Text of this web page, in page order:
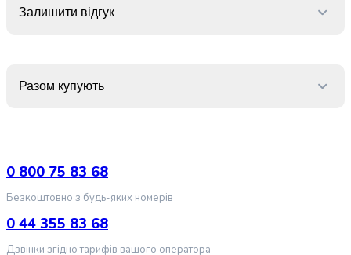
Пшенична
Кукурудзяна
Перлова
крупа
Пшоно
Консервовані
продукти
Рибні
Залишити відгук
Разом купують
0 800 75 83 68
Безкоштовно з будь-яких номерів
0 44 355 83 68
Дзвінки згідно тарифів вашого оператора